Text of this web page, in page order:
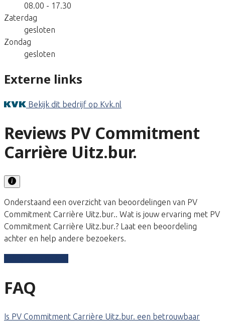
08.00 - 17.30
Zaterdag
gesloten
Zondag
gesloten
Externe links
Bekijk dit bedrijf op Kvk.nl
Reviews PV Commitment
Carrière Uitz.bur.
Onderstaand een overzicht van beoordelingen van PV
Commitment Carrière Uitz.bur.. Wat is jouw ervaring met PV
Commitment Carrière Uitz.bur.? Laat een beoordeling
achter en help andere bezoekers.
FAQ
Is PV Commitment Carrière Uitz.bur. een betrouwbaar